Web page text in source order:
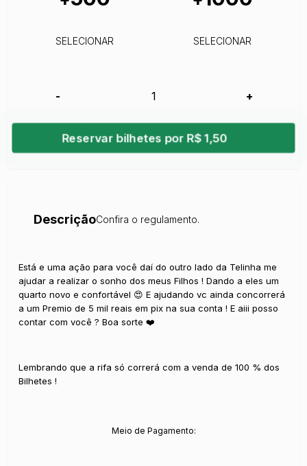
SELECIONAR SELECIONAR
- +
Reservar bilhetes por R$ 1,50
DescriçãoConfira o regulamento.
Está e uma ação para você daí do outro lado da Telinha me
ajudar a realizar o sonho dos meus Filhos ! Dando a eles um
quarto novo e confortável 😍 E ajudando vc ainda concorrerá
a um Premio de 5 mil reais em pix na sua conta ! E aiii posso
contar com você ? Boa sorte ❤️
Lembrando que a rifa só correrá com a venda de 100 % dos
Bilhetes !
Meio de Pagamento: